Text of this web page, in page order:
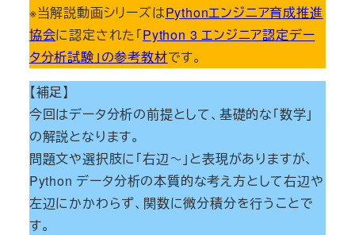
※当解説動画シリーズはPythonエンジニア育成推進
協会に認定された「Python 3 エンジニア認定デー
タ分析試験」の参考教材です。
【補足】
今回はデータ分析の前提として、基礎的な「数学」
の解説となります。
問題文や選択肢に「右辺～」と表現がありますが、
Python データ分析の本質的な考え方として右辺や
左辺にかかわらず、関数に微分積分を行うことで
す。